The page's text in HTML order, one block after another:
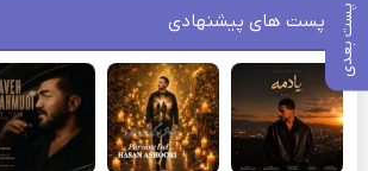
پست بعدی پست های پیشنهادی